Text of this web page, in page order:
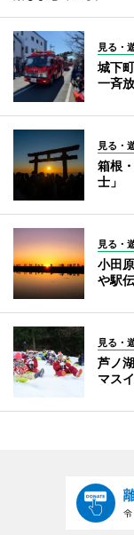
見る・
城下
一斉
見る・
箱根
士」
見る・
小田
や駅
見る・
芦ノ
マス